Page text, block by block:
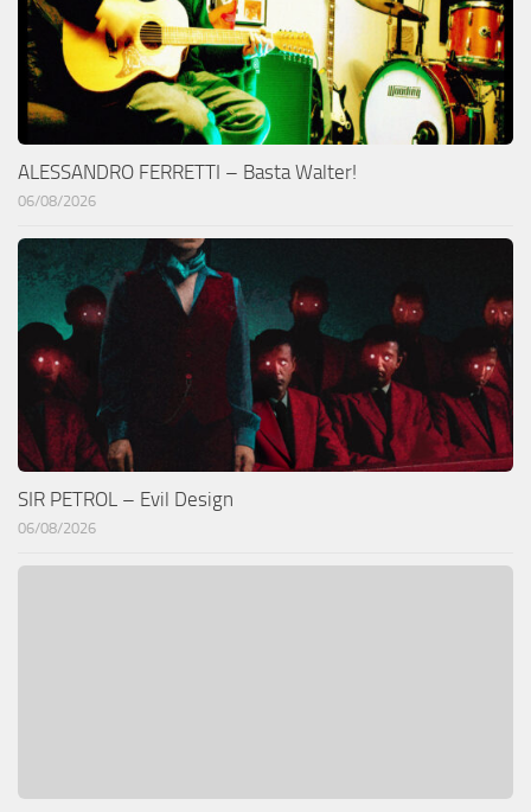
ALESSANDRO FERRETTI – Basta Walter!
06/08/2026
SIR PETROL – Evil Design
06/08/2026